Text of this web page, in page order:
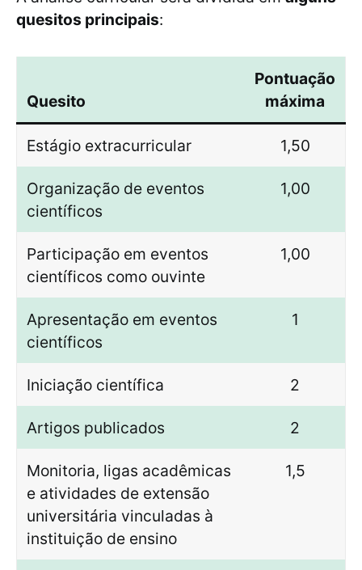
quesitos principais:
Quesito
Pontuação
máxima
Estágio extracurricular 1,50
Organização de eventos
científicos
1,00
Participação em eventos
científicos como ouvinte
1,00
Apresentação em eventos
científicos
1
Iniciação científica 2
Artigos publicados 2
Monitoria, ligas acadêmicas
e atividades de extensão
universitária vinculadas à
instituição de ensino
1,5